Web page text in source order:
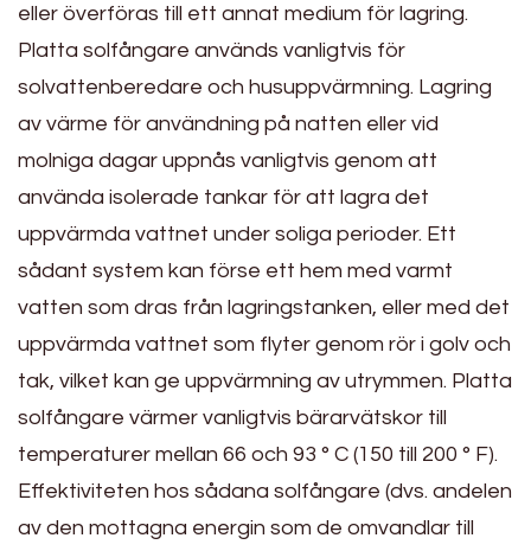
eller överföras till ett annat medium för lagring.
Platta solfångare används vanligtvis för
solvattenberedare och husuppvärmning. Lagring
av värme för användning på natten eller vid
molniga dagar uppnås vanligtvis genom att
använda isolerade tankar för att lagra det
uppvärmda vattnet under soliga perioder. Ett
sådant system kan förse ett hem med varmt
vatten som dras från lagringstanken, eller med det
uppvärmda vattnet som flyter genom rör i golv och
tak, vilket kan ge uppvärmning av utrymmen. Platta
solfångare värmer vanligtvis bärarvätskor till
temperaturer mellan 66 och 93 ° C (150 till 200 ° F).
Effektiviteten hos sådana solfångare (dvs. andelen
av den mottagna energin som de omvandlar till